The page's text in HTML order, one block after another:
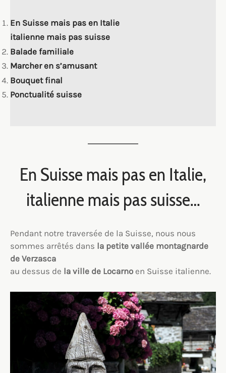
En Suisse mais pas en Italie
italienne mais pas suisse
Balade familiale
Marcher en s’amusant
Bouquet final
Ponctualité suisse
En Suisse mais pas en Italie,
italienne mais pas suisse…
Pendant notre traversée de la Suisse, nous nous
sommes arrêtés dans la petite vallée montagnarde
de Verzasca
au dessus de la ville de Locarno en Suisse italienne.